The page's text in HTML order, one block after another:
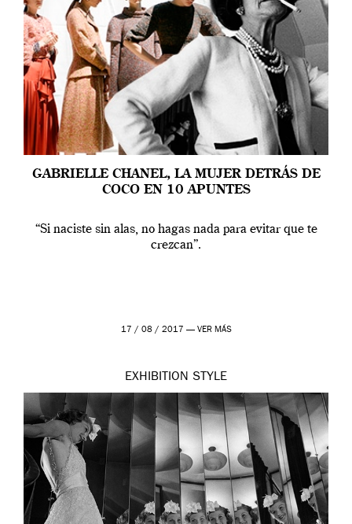
GABRIELLE CHANEL, LA MUJER DETRÁS DE
COCO EN 10 APUNTES
“Si naciste sin alas, no hagas nada para evitar que te
crezcan”.
17 / 08 / 2017 — VER MÁS
EXHIBITION STYLE